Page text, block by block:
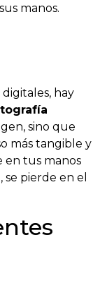
manos.
hay
sino que
más tangible y
en tus manos
pierde en el